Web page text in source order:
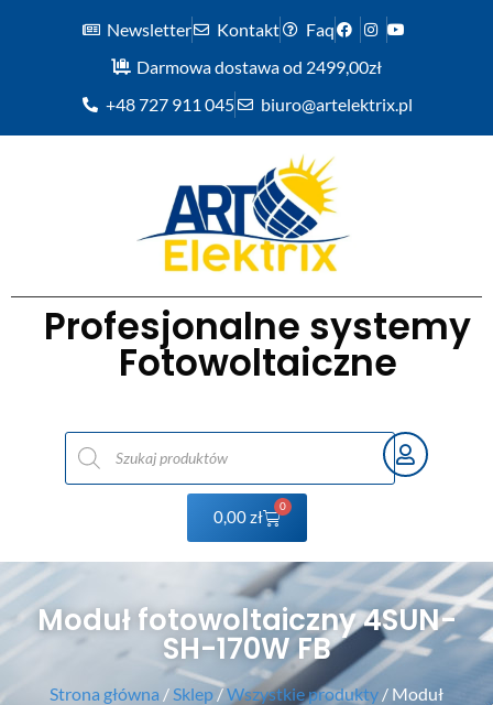
Newsletter Kontakt
Faq
Darmowa dostawa od 2499,00zł
+48 727 911 045
biuro@artelektrix.pl
Profesjonalne systemy
Fotowoltaiczne
0,00zł
0
Moduł fotowoltaiczny 4SUN-
SH-170W FB
Strona główna / Sklep/Wszystkie produkty / Moduł